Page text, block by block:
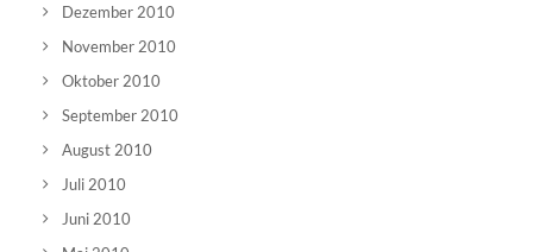
Dezember 2010
November 2010
Oktober 2010
September 2010
August 2010
Juli 2010
Juni 2010